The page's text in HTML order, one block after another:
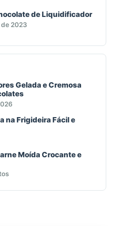
de Liquidificador
2023
Gelada e Cremosa
na Frigideira Fácil e
Moída Crocante e